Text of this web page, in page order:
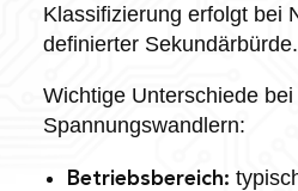
Klassifizierung erfolgt bei
definierter Sekundärbürde.
Wichtige Unterschiede bei
Spannungswandlern:
Betriebsbereich: